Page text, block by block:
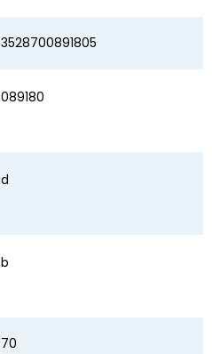
3528700891805
089180
d
b
70